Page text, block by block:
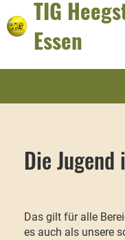
TIG
Essen
Die
Das gilt für alle
es auch als unsere